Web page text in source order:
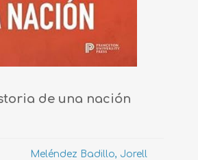
de una nación
Meléndez Badillo, Jorell